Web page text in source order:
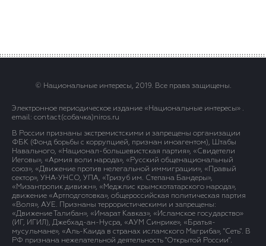
© Национальные интересы, 2019. Все права защищены.
Электронное периодическое издание «Национальные интересы» .
email: contact(сoбaчка)niros.ru
В России признаны экстремистскими и запрещены организации
ФБК (Фонд борьбы с коррупцией, признан иноагентом), Штабы
Навального, «Национал-большевистская партия», «Свидетели
Иеговы», «Армия воли народа», «Русский общенациональный
союз», «Движение против нелегальной иммиграции», «Правый
сектор», УНА-УНСО, УПА, «Тризуб им. Степана Бандеры»,
«Мизантропик дивижн», «Меджлис крымскотатарского народа»,
движение «Артподготовка», общероссийская политическая партия
«Воля», АУЕ. Признаны террористическими и запрещены:
«Движение Талибан», «Имарат Кавказ», «Исламское государство»
(ИГ, ИГИЛ), Джебхад-ан-Нусра, «АУМ Синрике», «Братья-
мусульмане», «Аль-Каида в странах исламского Магриба», "Сеть". В
РФ признана нежелательной деятельность "Открытой России".